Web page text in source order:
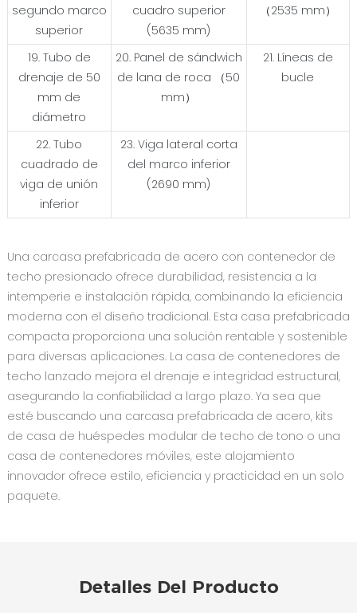
segundo marco
superior
cuadro superior
(5635 mm)
（2535 mm）
19. Tubo de
drenaje de 50
mm de
diámetro
20. Panel de sándwich
de lana de roca （50
mm）
21. Líneas de
bucle
22. Tubo
cuadrado de
viga de unión
inferior
23. Viga lateral corta
del marco inferior
(2690 mm)
Una carcasa prefabricada de acero con contenedor de
techo presionado ofrece durabilidad, resistencia a la
intemperie e instalación rápida, combinando la eficiencia
moderna con el diseño tradicional. Esta casa prefabricada
compacta proporciona una solución rentable y sostenible
para diversas aplicaciones. La casa de contenedores de
techo lanzado mejora el drenaje e integridad estructural,
asegurando la confiabilidad a largo plazo. Ya sea que
esté buscando una carcasa prefabricada de acero, kits
de casa de huéspedes modular de techo de tono o una
casa de contenedores móviles, este alojamiento
innovador ofrece estilo, eficiencia y practicidad en un solo
paquete.
Detalles Del Producto